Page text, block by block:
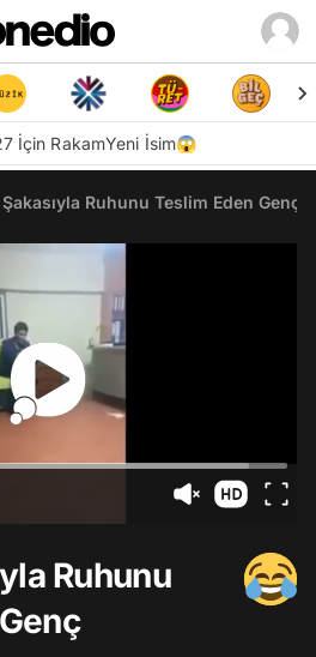
İçin RakamYeni İsim😱
Ruhunu Teslim Eden Genç
Ruhunu